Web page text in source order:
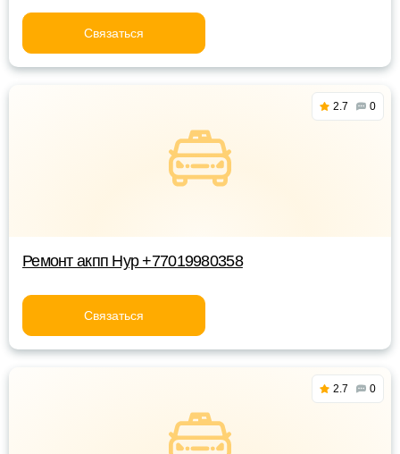
Связаться
2.7 0
Ремонт акпп Нур +77019980358
Связаться
2.7 0